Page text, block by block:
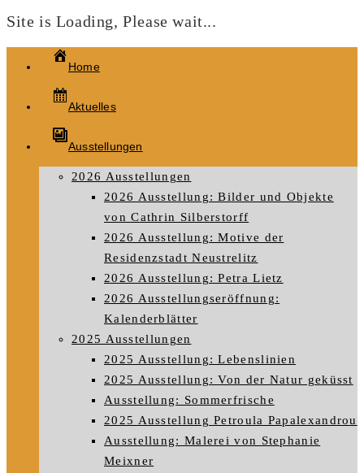
Site is Loading, Please wait...
Home
Aktuelles
Ausstellungen
2026 Ausstellungen
2026 Ausstellung: Bilder und Objekte
von Cathrin Silberstorff
2026 Ausstellung: Motive der
Residenzstadt Neustrelitz
2026 Ausstellung: Petra Lietz
2026 Ausstellungseröffnung:
Kalenderblätter
2025 Ausstellungen
2025 Ausstellung: Lebenslinien
2025 Ausstellung: Von der Natur geküsst
Ausstellung: Sommerfrische
2025 Ausstellung Petroula Papalexandrou
Ausstellung: Malerei von Stephanie
Meixner